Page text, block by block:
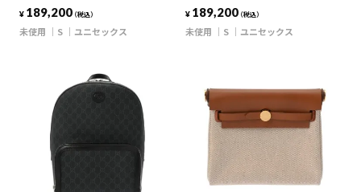
¥ 189,200（税込）
未使用 S ユニセックス
¥ 189,200（税込）
未使用 S ユニセックス